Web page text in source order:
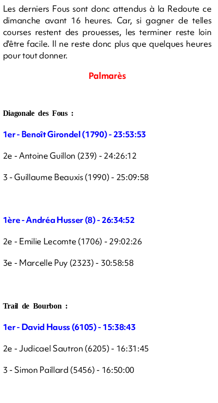
Les derniers Fous sont donc attendus à la Redoute ce
dimanche avant 16 heures. Car, si gagner de telles
courses restent des prouesses, les terminer reste loin
d'être facile. Il ne reste donc plus que quelques heures
pour tout donner.
Palmarès
Diagonale des Fous :
1er - Benoît Girondel (1790) - 23:53:53
2e - Antoine Guillon (239) - 24:26:12
3 - Guillaume Beauxis (1990) - 25:09:58
1ère - Andréa Husser (8) - 26:34:52
2e - Emilie Lecomte (1706) - 29:02:26
3e - Marcelle Puy (2323) - 30:58:58
Trail de Bourbon :
1er - David Hauss (6105) - 15:38:43
2e - Judicael Sautron (6205) - 16:31:45
3 - Simon Paillard (5456) - 16:50:00